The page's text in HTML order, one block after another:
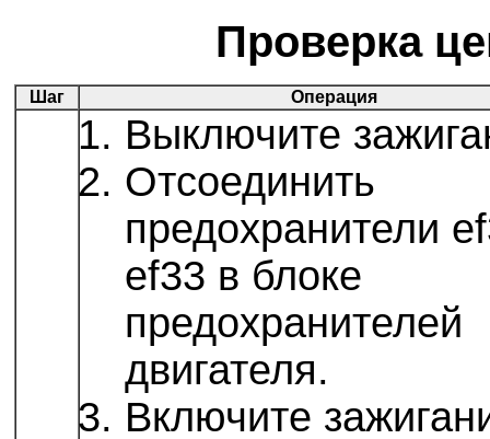
Проверка
Шаг Операция
Выключите
Отсоединить
предохранители
ef33 в блоке
предохранителей
двигателя.
Включите